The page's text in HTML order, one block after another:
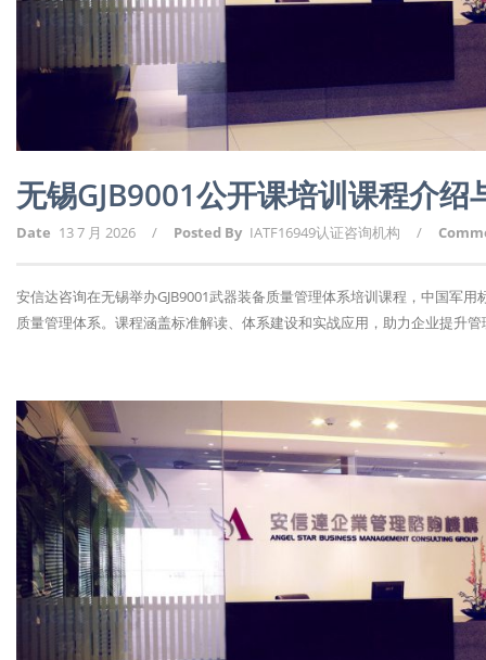
无锡GJB9001公开课培训课程介绍
Date 13 7 月 2026 / Posted By IATF16949认证咨询机构 /
安信达咨询在无锡举办GJB9001武器装备质量管理体系培训课程，中国军
质量管理体系。课程涵盖标准解读、体系建设和实战应用，助力企业提升